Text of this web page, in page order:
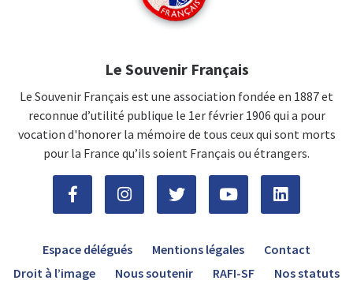
Le Souvenir Français
Le Souvenir Français est une association fondée en 1887 et
reconnue d’utilité publique le 1er février 1906 qui a pour
vocation d'honorer la mémoire de tous ceux qui sont morts
pour la France qu’ils soient Français ou étrangers.
Espace délégués Mentions légales
Contact
Droit à l’image
Nous soutenir RAFI-SF Nos statuts